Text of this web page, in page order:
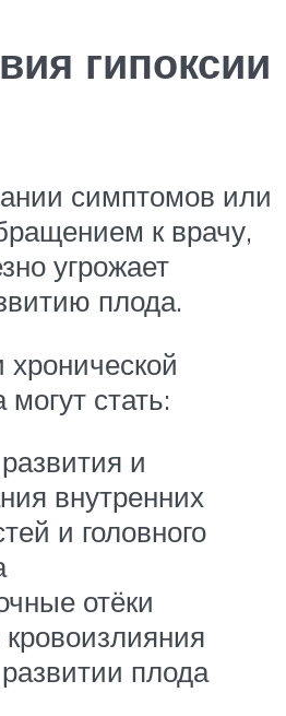
гипоксии
симптомов или
к врачу,
угрожает
плода.
стать:
и
внутренних
и головного
отёки
плода